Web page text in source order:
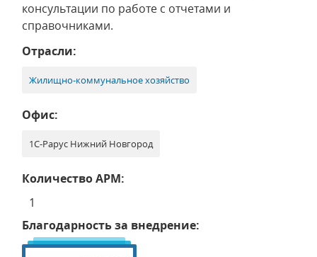
консультации по работе с отчетами и
справочниками.
Отрасли:
Жилищно-коммунальное хозяйство
Офис:
1С-Рарус Нижний Новгород
Количество АРМ:
1
Благодарность за внедрение: